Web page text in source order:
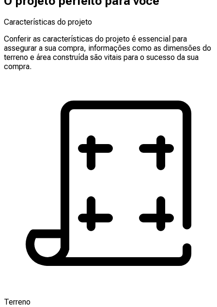
Características do projeto
Conferir as características do projeto é essencial para
assegurar a sua compra, informações como as dimensões do
terreno e área construída são vitais para o sucesso da sua
compra.
Terreno